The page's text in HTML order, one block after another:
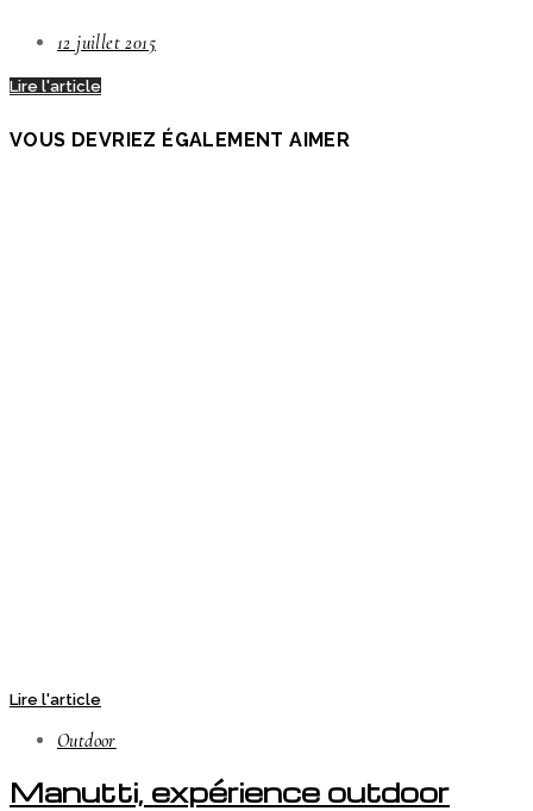
12 juillet 2015
Lire l'article
VOUS DEVRIEZ ÉGALEMENT AIMER
Lire l'article
Outdoor
Manutti, expérience outdoor